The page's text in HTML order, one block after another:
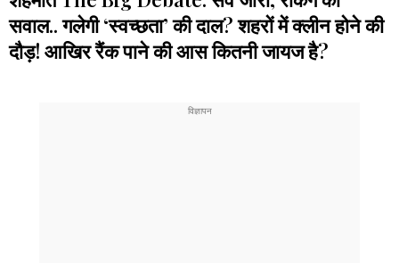
सवाल.. गलेगी ‘स्वच्छता’ की दाल? शहरों में क्लीन होने की
दौड़! आखिर रैंक पाने की आस कितनी जायज है?